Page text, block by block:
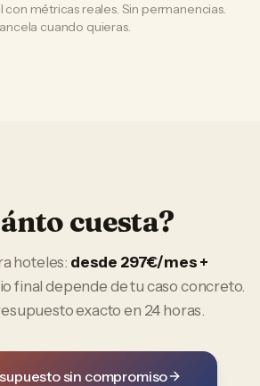
métricas reales. Sin permanencias.
cuando quieras.
cuesta?
hoteles: desde 297€/mes +
final depende de tu caso concreto.
exacto en 24 horas.
sin compromiso